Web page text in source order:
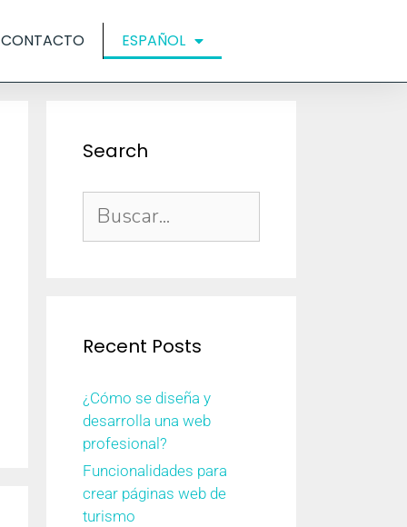
CONTACTO ESPAÑOL
Search
Recent Posts
¿Cómo se diseña y
desarrolla una web
profesional?
Funcionalidades para
crear páginas web de
turismo